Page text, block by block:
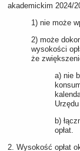
akademickim 2024/
1) nie może
2) może
wysokości
że
a) nie
b)
opłat.
2. Wysokość opłat